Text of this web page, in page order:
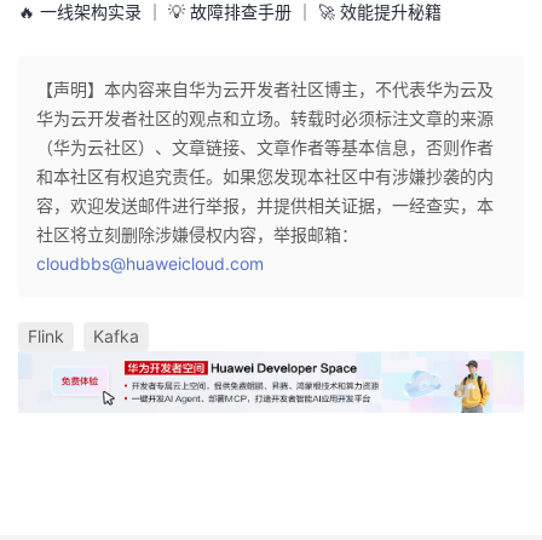
🔥 一线架构实录 ｜ 💡 故障排查手册 ｜ 🚀 效能提升秘籍
【声明】本内容来自华为云开发者社区博主，不代表华为云及
华为云开发者社区的观点和立场。转载时必须标注文章的来源
（华为云社区）、文章链接、文章作者等基本信息，否则作者
和本社区有权追究责任。如果您发现本社区中有涉嫌抄袭的内
容，欢迎发送邮件进行举报，并提供相关证据，一经查实，本
社区将立刻删除涉嫌侵权内容，举报邮箱：
cloudbbs@huaweicloud.com
Flink Kafka